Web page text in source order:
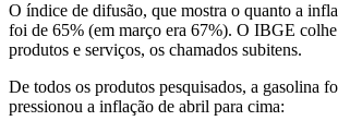
O índice de difusão, que mostra o quanto a
foi de 65% (em março era 67%). O IBGE
produtos e serviços, os chamados subitens.
De todos os produtos pesquisados, a gasolina
pressionou a inflação de abril para cima: